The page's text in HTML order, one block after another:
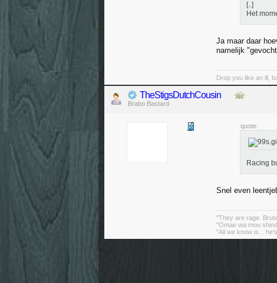
[..]
Het
Ja maar daar
namelijk
Drop you like an ill,
TheStigsDutchCousin
Brabo Bastard
quote:
Racing
Snel even
"They are rage.
"Omae wa mou
"All we know is...